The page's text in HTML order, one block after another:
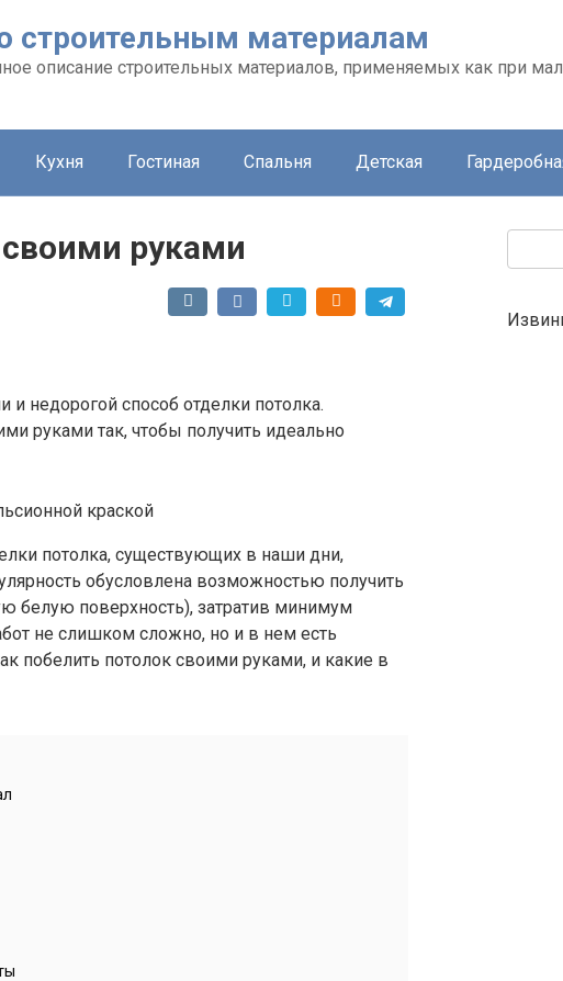
строительным материалам
описание строительных материалов, применяемых как при
Кухня Гостиная Спальня Детская
руками
недорогой способ отделки потолка.
руками так, чтобы получить идеально
потолка, существующих в наши дни,
обусловлена возможностью получить
белую поверхность), затратив минимум
не слишком сложно, но и в нем есть
побелить потолок своими руками, и какие в